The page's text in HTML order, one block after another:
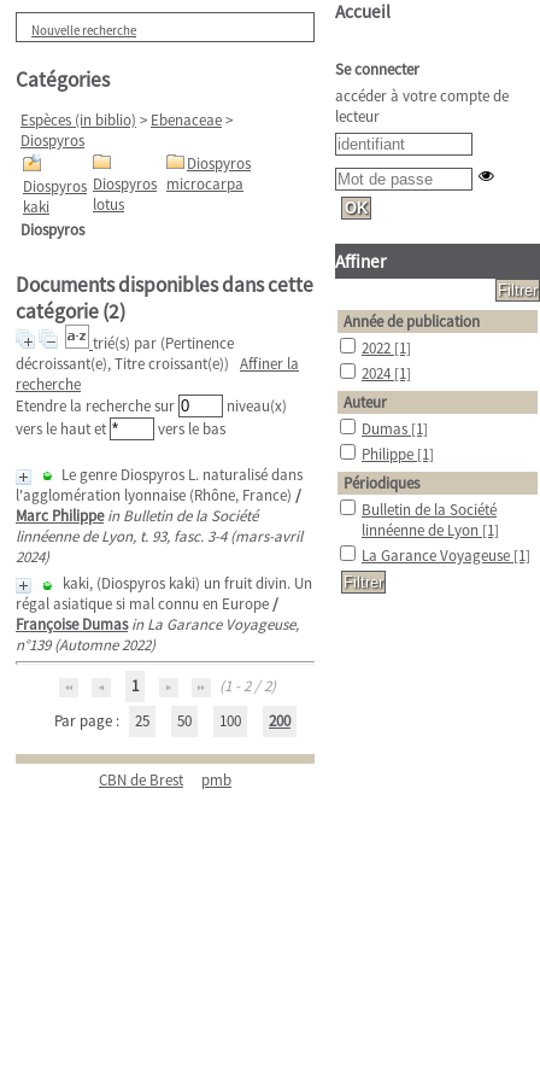
Nouvelle recherche
Catégories
Espèces (in biblio) > Ebenaceae>
Diospyros
Diospyros
kaki
Diospyros
lotus
Diospyros
microcarpa
Diospyros
Documents disponibles dans cette
catégorie (2)
trié(s) par (Pertinence
décroissant(e), Titre croissant(e)) Affiner la
recherche
Etendre la recherche sur
niveau(x)
vers le haut et
vers le bas
Le genre Diospyros L. naturalisé dans
l'agglomération lyonnaise (Rhône, France) /
Marc Philippe in Bulletin de la Société
linnéenne de Lyon, t. 93, fasc. 3-4 (mars-avril
2024)
kaki, (Diospyros kaki) un fruit divin. Un
régal asiatique si mal connu en Europe/
Françoise Dumas in La Garance Voyageuse,
n°139 (Automne 2022)
1
(1 - 2 / 2)
Par page :
25 50 100 200
CBN de Brest pmb
Accueil
Se connecter
accéder à votre compte de
lecteur
Affiner
Année de publication
2022 [1]
2024 [1]
Auteur
Dumas [1]
Philippe [1]
Périodiques
Bulletin de la Société
linnéenne de Lyon [1]
La Garance Voyageuse [1]